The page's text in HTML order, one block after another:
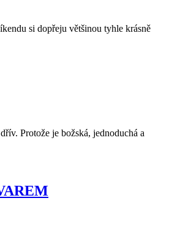
si dopřeju většinou tyhle krásně
Protože je božská, jednoduchá a